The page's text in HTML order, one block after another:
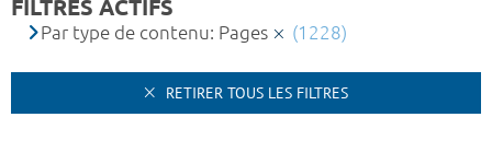
FILTRES ACTIFS
Par type de contenu: Pages (1228)
RETIRER TOUS LES FILTRES